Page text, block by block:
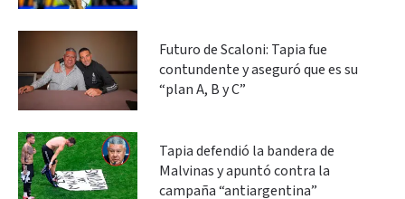
Futuro de Scaloni: Tapia fue
contundente y aseguró que es su
“plan A, B y C”
Tapia defendió la bandera de
Malvinas y apuntó contra la
campaña “antiargentina”